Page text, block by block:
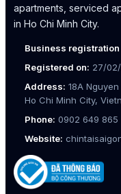
apartments, serviced
in Ho Chi Minh City.
Business registration
Registered on: 27/
Address: 18A
Ho Chi Minh City,
Phone: 0902 649 865
Website: